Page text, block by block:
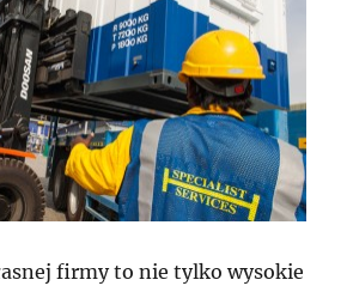
firmy to nie tylko wysokie